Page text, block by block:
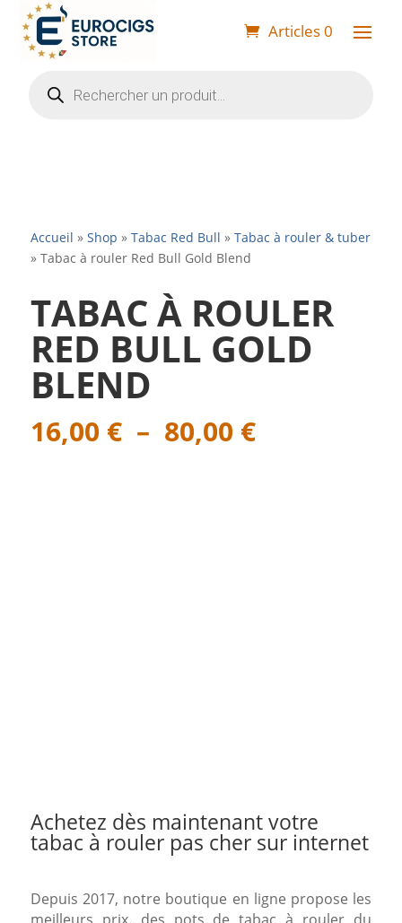
Articles 0
produits
Accueil » Shop » Tabac Red Bull » Tabac à rouler & tuber
» Tabac à rouler Red Bull Gold Blend
TABAC À ROULER
RED BULL GOLD
BLEND
16,00 € – 80,00 €Plage
de
Achetez dès maintenant votre
tabac à rouler pas cher sur internet
Depuis 2017, notre boutique en ligne propose les